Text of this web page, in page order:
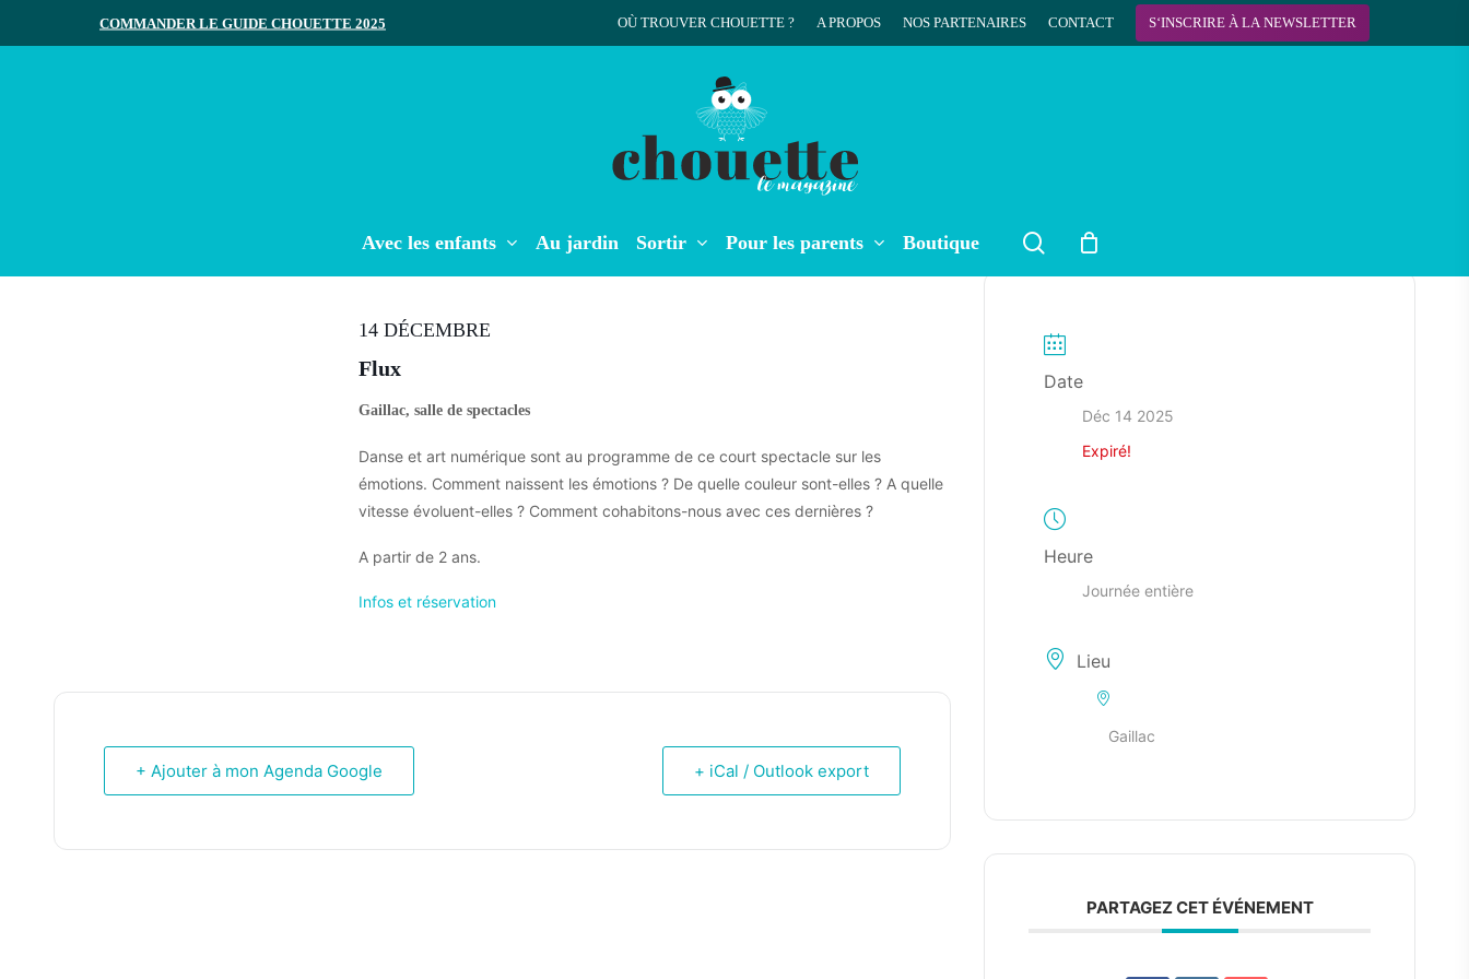
to
COMMANDER LE GUIDE CHOUETTE 2025 OÙ TROUVER CHOUETTE ? A PROPOS NOS PARTENAIRES CONTACT S‘INSCRIRE À LA NEWSLETTER
Avec les enfants Au jardin Sortir Pour les parents Boutique search
14 DÉCEMBRE
Flux
Gaillac, salle de spectacles
Danse et art numérique sont au programme de ce court spectacle sur les
émotions. Comment naissent les émotions ? De quelle couleur sont-elles ? A quelle
vitesse évoluent-elles ? Comment cohabitons-nous avec ces dernières ?
A partir de 2 ans.
Infos et réservation
+ Ajouter à mon Agenda Google + iCal / Outlook export
Date
Déc 14 2025
Expiré!
Heure
Journée entière
Lieu
Gaillac
PARTAGEZ CET ÉVÉNEMENT